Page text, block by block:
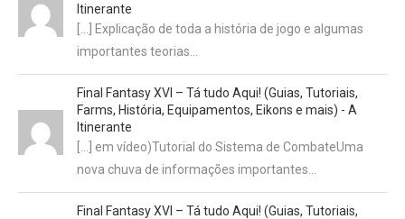
Itinerante
[…] Explicação de toda a história de jogo e algumas
importantes teorias…
Final Fantasy XVI – Tá tudo Aqui! (Guias, Tutoriais,
Farms, História, Equipamentos, Eikons e mais) - A
Itinerante
[…] em vídeo)Tutorial do Sistema de CombateUma
nova chuva de informações importantes…
Final Fantasy XVI – Tá tudo Aqui! (Guias, Tutoriais,